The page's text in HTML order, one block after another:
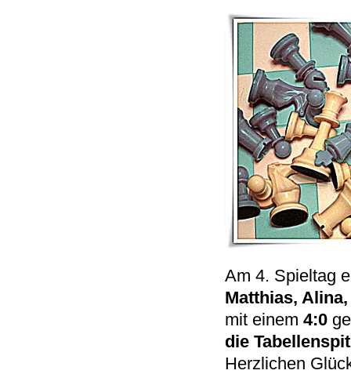
Am 4. Spieltag
Matthias,
mit einem 4:0
die
Herzlichen